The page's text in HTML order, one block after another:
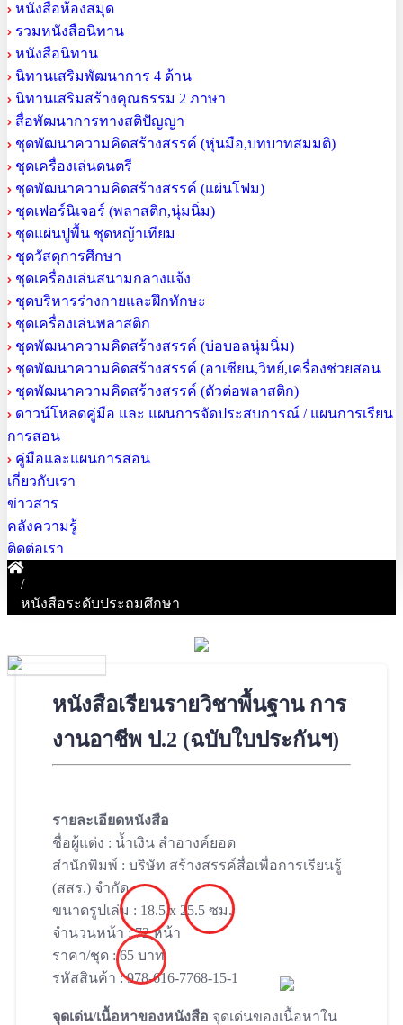
หนังสือห้องสมุด
รวมหนังสือนิทาน
หนังสือนิทาน
นิทานเสริมพัฒนาการ 4 ด้าน
นิทานเสริมสร้างคุณธรรม 2 ภาษา
สื่อพัฒนาการทางสติปัญญา
ชุดพัฒนาความคิดสร้างสรรค์ (หุ่นมือ,บทบาทสมมติ)
ชุดเครื่องเล่นดนตรี
ชุดพัฒนาความคิดสร้างสรรค์ (แผ่นโฟม)
ชุดเฟอร์นิเจอร์ (พลาสติก,นุ่มนิ่ม)
ชุดแผ่นปูพื้น ชุดหญ้าเทียม
ชุดวัสดุการศึกษา
ชุดเครื่องเล่นสนามกลางแจ้ง
ชุดบริหารร่างกายและฝึกทักษะ
ชุดเครื่องเล่นพลาสติก
ชุดพัฒนาความคิดสร้างสรรค์ (บ่อบอลนุ่มนิ่ม)
ชุดพัฒนาความคิดสร้างสรรค์ (อาเซียน,วิทย์,เครื่องช่วยสอน
ชุดพัฒนาความคิดสร้างสรรค์ (ตัวต่อพลาสติก)
ดาวน์โหลดคู่มือ และ แผนการจัดประสบการณ์ / แผนการเรียน
การสอน
คู่มือและแผนการสอน
เกี่ยวกับเรา
ข่าวสาร
คลังความรู้
ติดต่อเรา
/
หนังสือระดับประถมศึกษา
หนังสือเรียนรายวิชาพื้นฐาน การ
งานอาชีพ ป.2 (ฉบับใบประกันฯ)
รายละเอียดหนังสือ
ชื่อผู้แต่ง : น้ำเงิน สำอางค์ยอด
สำนักพิมพ์ : บริษัท สร้างสรรค์สื่อเพื่อการเรียนรู้
(สสร.) จำกัด
ขนาดรูปเล่ม : 18.5 x 25.5 ซม.
จำนวนหน้า : 72 หน้า
ราคา/ชุด : 65 บาท
รหัสสินค้า : 978-616-7768-15-1
จุดเด่น/เนื้อหาของหนังสือ จุดเด่นของเนื้อหาใน